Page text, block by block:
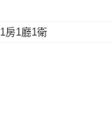
1房1廳1衛